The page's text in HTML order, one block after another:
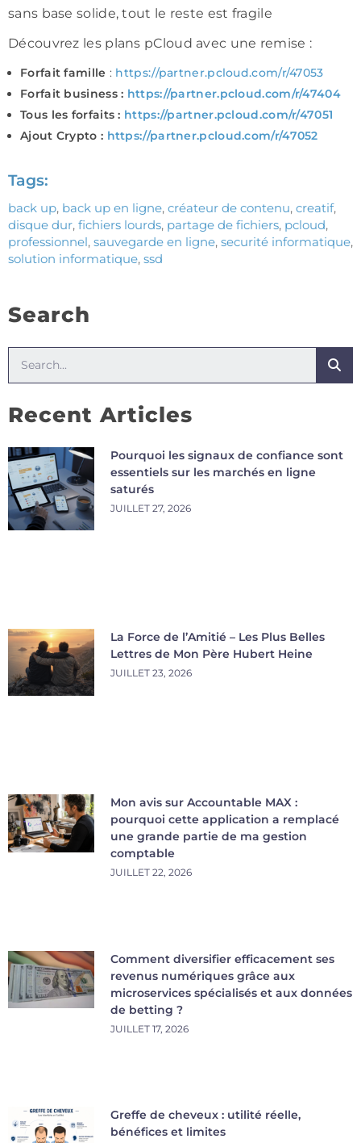
sans base solide, tout le reste est fragile
Découvrez les plans pCloud avec une remise :
Forfait famille : https://partner.pcloud.com/r/47053
Forfait business : https://partner.pcloud.com/r/47404
Tous les forfaits : https://partner.pcloud.com/r/47051
Ajout Crypto : https://partner.pcloud.com/r/47052
Tags:
back up, back up en ligne, créateur de contenu, creatif,
disque dur, fichiers lourds, partage de fichiers, pcloud,
professionnel, sauvegarde en ligne, securité informatique,
solution informatique, ssd
Search
Recent Articles
Pourquoi les signaux de confiance sont
essentiels sur les marchés en ligne
saturés
JUILLET 27, 2026
La Force de l’Amitié – Les Plus Belles
Lettres de Mon Père Hubert Heine
JUILLET 23, 2026
Mon avis sur Accountable MAX :
pourquoi cette application a remplacé
une grande partie de ma gestion
comptable
JUILLET 22, 2026
Comment diversifier efficacement ses
revenus numériques grâce aux
microservices spécialisés et aux données
de betting ?
JUILLET 17, 2026
Greffe de cheveux : utilité réelle,
bénéfices et limites